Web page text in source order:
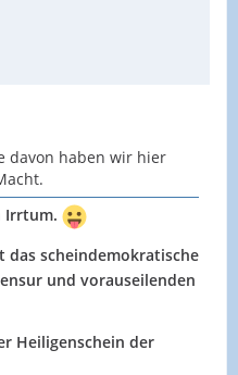
davon haben wir hier
Irrtum.
scheindemokratische
und vorauseilenden
Heiligenschein der